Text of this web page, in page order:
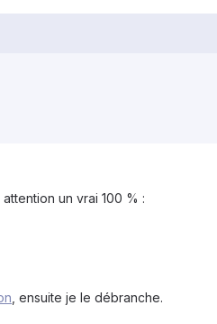
un vrai 100 % :
, ensuite je le débranche.